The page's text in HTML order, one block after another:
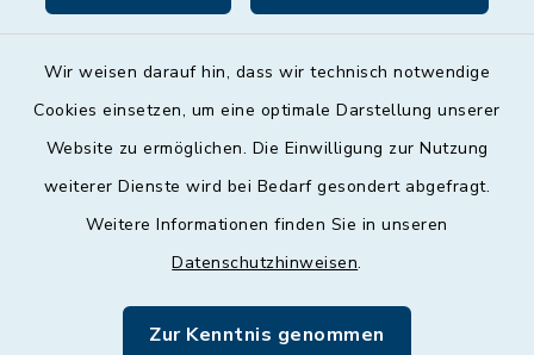
Wir weisen darauf hin, dass wir technisch notwendige
Cookies einsetzen, um eine optimale Darstellung unserer
Website zu ermöglichen. Die Einwilligung zur Nutzung
weiterer Dienste wird bei Bedarf gesondert abgefragt.
Weitere Informationen finden Sie in unseren
Datenschutzhinweisen.
Zur Kenntnis genommen
Barrierefreiheit